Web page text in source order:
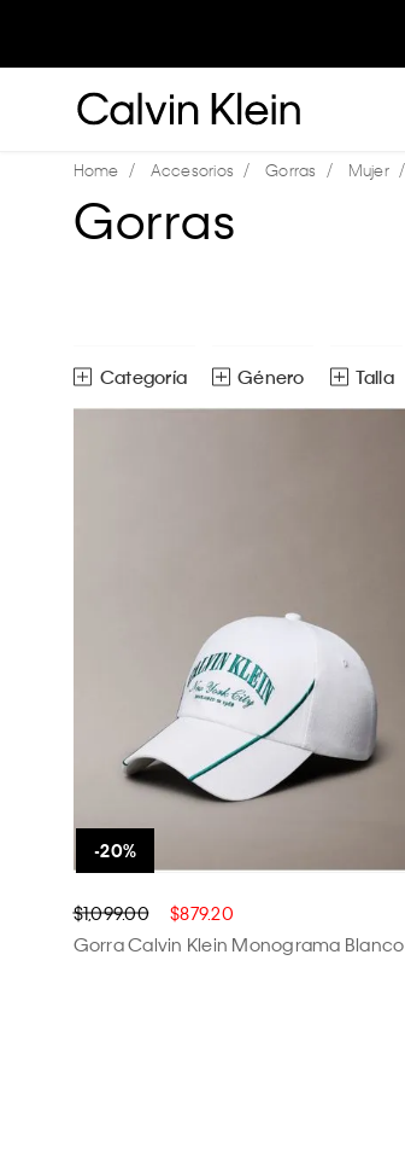
Accesorios Gorras Mujer
Gorras
Género Talla
$1,099.00 $879.20
Gorra Calvin Klein Monograma Blanco